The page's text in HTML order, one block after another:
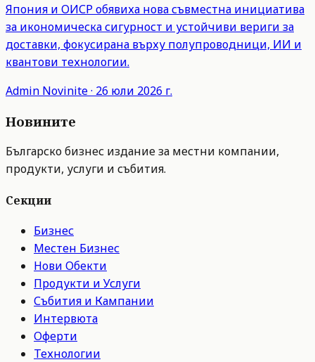
Япония и ОИСР обявиха нова съвместна инициатива
за икономическа сигурност и устойчиви вериги за
доставки, фокусирана върху полупроводници, ИИ и
квантови технологии.
Admin Novinite· 26 юли 2026 г.
Новините
Българско бизнес издание за местни компании,
продукти, услуги и събития.
Секции
Бизнес
Местен Бизнес
Нови Обекти
Продукти и Услуги
Събития и Кампании
Интервюта
Оферти
Технологии